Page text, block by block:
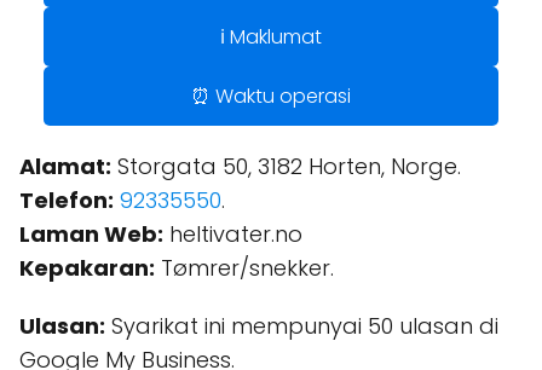
ℹ️ Maklumat
⏰ Waktu operasi
Alamat: Storgata 50, 3182 Horten, Norge.
Telefon: 92335550.
Laman Web: heltivater.no
Kepakaran: Tømrer/snekker.
Ulasan: Syarikat ini mempunyai 50 ulasan di
Google My Business.